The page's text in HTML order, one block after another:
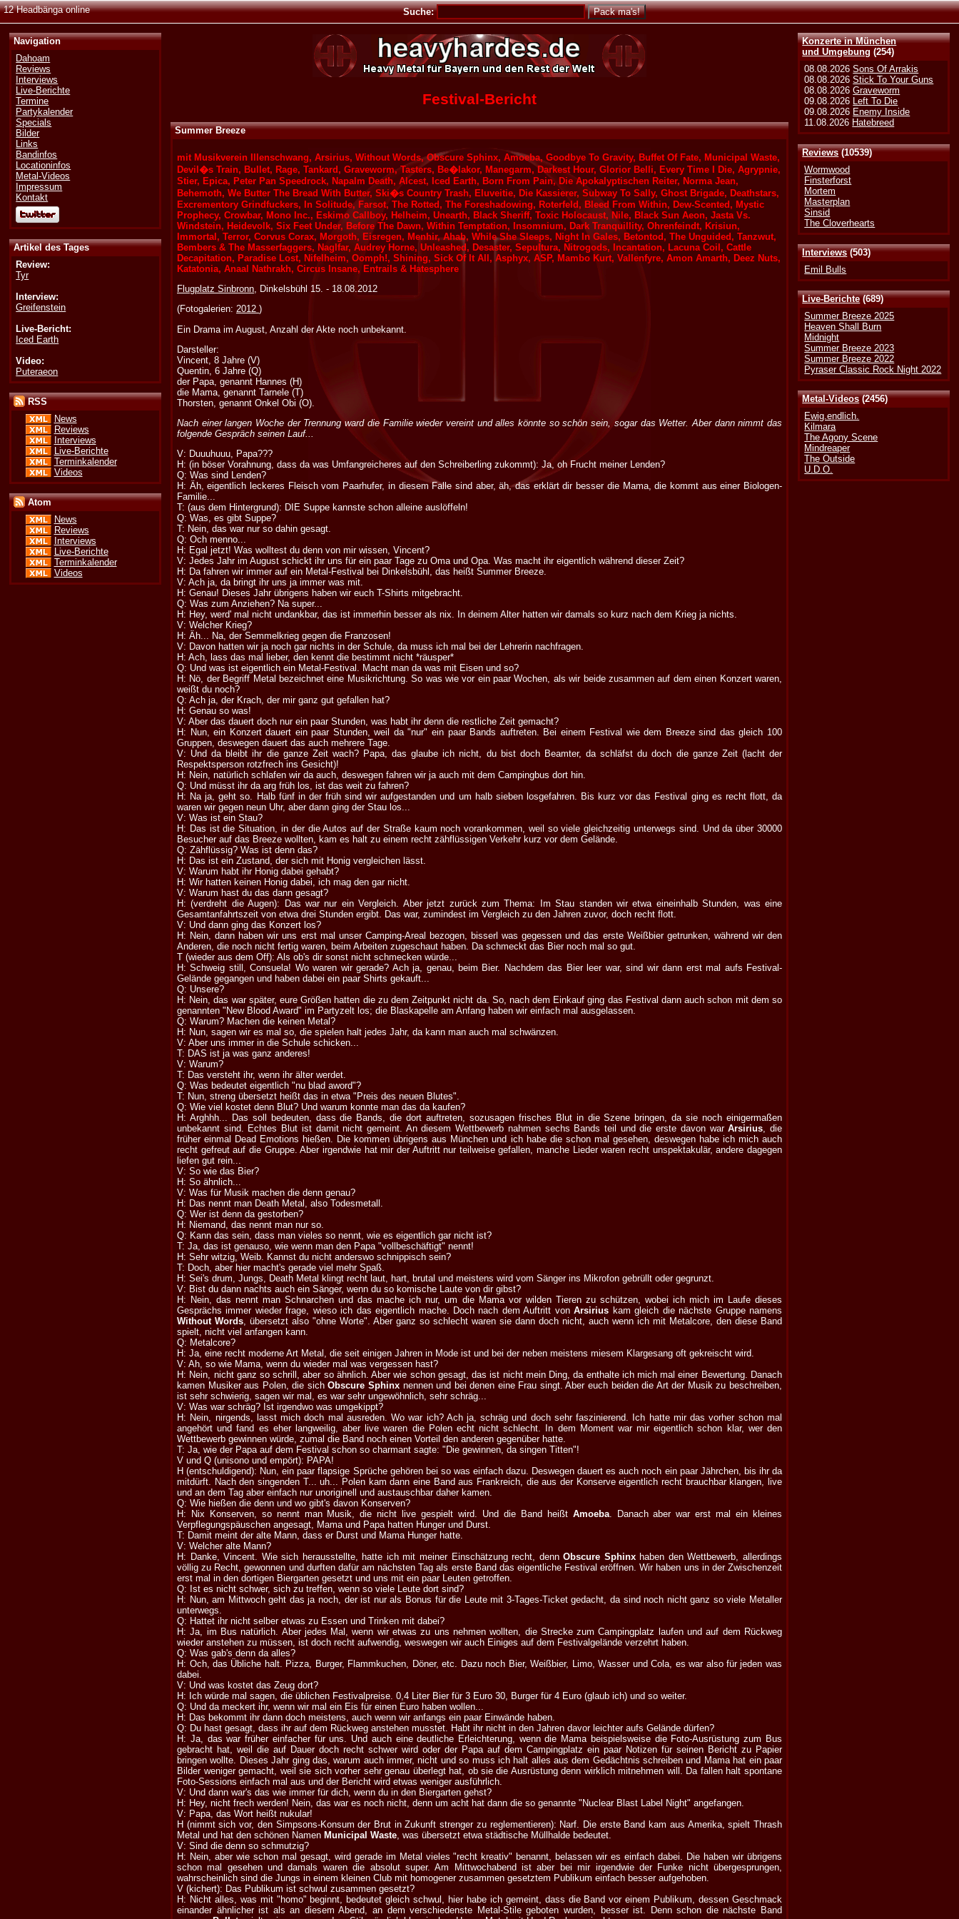
12 Headbänga online Suche:
Konzerte in München
und Umgebung (254)
08.08.2026Sons Of Arrakis
08.08.2026Stick To Your Guns
08.08.2026Graveworm
09.08.2026 Left To Die
09.08.2026 Enemy Inside
11.08.2026 Hatebreed
Reviews(10539)
Wormwood
Finsterforst
Mortem
Masterplan
Sinsid
The Cloverhearts
Interviews(503)
Emil Bulls
Live-Berichte(689)
Summer Breeze 2025
Heaven Shall Burn
Midnight
Summer Breeze 2023
Summer Breeze 2022
Pyraser Classic Rock Night 2022
Metal-Videos(2456)
Ewig.endlich.
Kilmara
The Agony Scene
Mindreaper
The Outside
U.D.O.
Navigation
Dahoam
Reviews
Interviews
Live-Berichte
Termine
Partykalender
Specials
Bilder
Links
Bandinfos
Locationinfos
Metal-Videos
Impressum
Kontakt
Artikel des Tages
Review:
Tyr
Interview:
Greifenstein
Live-Bericht:
Iced Earth
Video:
Puteraeon
RSS
News
Reviews
Interviews
Live-Berichte
Terminkalender
Videos
Atom
News
Reviews
Interviews
Live-Berichte
Terminkalender
Videos
Festival-Bericht
Summer Breeze
mit Musikverein Illenschwang, Arsirius, Without Words, Obscure Sphinx, Amoeba, Goodbye To Gravity, Buffet Of Fate, Municipal Waste,
Devil�s Train, Bullet, Rage, Tankard, Graveworm, Tasters, Be�lakor, Manegarm, Darkest Hour, Glorior Belli, Every Time I Die, Agrypnie,
Stier, Epica, Peter Pan Speedrock, Napalm Death, Alcest, Iced Earth, Born From Pain, Die Apokalyptischen Reiter, Norma Jean,
Behemoth, We Butter The Bread With Butter, Ski�s Country Trash, Eluveitie, Die Kassierer, Subway To Sally, Ghost Brigade, Deathstars,
Excrementory Grindfuckers, In Solitude, Farsot, The Rotted, The Foreshadowing, Roterfeld, Bleed From Within, Dew-Scented, Mystic
Prophecy, Crowbar, Mono Inc., Eskimo Callboy, Helheim, Unearth, Black Sheriff, Toxic Holocaust, Nile, Black Sun Aeon, Jasta Vs.
Windstein, Heidevolk, Six Feet Under, Before The Dawn, Within Temptation, Insomnium, Dark Tranquillity, Ohrenfeindt, Krisiun,
Immortal, Terror, Corvus Corax, Morgoth, Eisregen, Menhir, Ahab, While She Sleeps, Night In Gales, Betontod, The Unguided, Tanzwut,
Bembers & The Masserfaggers, Naglfar, Audrey Horne, Unleashed, Desaster, Sepultura, Nitrogods, Incantation, Lacuna Coil, Cattle
Decapitation, Paradise Lost, Nifelheim, Oomph!, Shining, Sick Of It All, Asphyx, ASP, Mambo Kurt, Vallenfyre, Amon Amarth, Deez Nuts,
Katatonia, Anaal Nathrakh, Circus Insane, Entrails & Hatesphere
Flugplatz Sinbronn, Dinkelsbühl 15. - 18.08.2012
(Fotogalerien:2012)
Ein Drama im August, Anzahl der Akte noch unbekannt.
Darsteller:
Vincent, 8 Jahre (V)
Quentin, 6 Jahre (Q)
der Papa, genannt Hannes (H)
die Mama, genannt Tarnele (T)
Thorsten, genannt Onkel Obi (O).
Nach einer langen Woche der Trennung ward die Familie wieder vereint und alles könnte so schön sein, sogar das Wetter. Aber dann nimmt das
folgende Gespräch seinen Lauf...
V: Duuuhuuu, Papa???
H: (in böser Vorahnung, dass da was Umfangreicheres auf den Schreiberling zukommt): Ja, oh Frucht meiner Lenden?
Q: Was sind Lenden?
H: Äh, eigentlich leckeres Fleisch vom Paarhufer, in diesem Falle sind aber, äh, das erklärt dir besser die Mama, die kommt aus einer Biologen-
Familie...
T: (aus dem Hintergrund): DIE Suppe kannste schon alleine auslöffeln!
Q: Was, es gibt Suppe?
T: Nein, das war nur so dahin gesagt.
Q: Och menno...
H: Egal jetzt! Was wolltest du denn von mir wissen, Vincent?
V: Jedes Jahr im August schickt ihr uns für ein paar Tage zu Oma und Opa. Was macht ihr eigentlich während dieser Zeit?
H: Da fahren wir immer auf ein Metal-Festival bei Dinkelsbühl, das heißt Summer Breeze.
V: Ach ja, da bringt ihr uns ja immer was mit.
H: Genau! Dieses Jahr übrigens haben wir euch T-Shirts mitgebracht.
Q: Was zum Anziehen? Na super...
H: Hey, werd' mal nicht undankbar, das ist immerhin besser als nix. In deinem Alter hatten wir damals so kurz nach dem Krieg ja nichts.
V: Welcher Krieg?
H: Äh... Na, der Semmelkrieg gegen die Franzosen!
V: Davon hatten wir ja noch gar nichts in der Schule, da muss ich mal bei der Lehrerin nachfragen.
H: Ach, lass das mal lieber, den kennt die bestimmt nicht *räusper*
Q: Und was ist eigentlich ein Metal-Festival. Macht man da was mit Eisen und so?
H: Nö, der Begriff Metal bezeichnet eine Musikrichtung. So was wie vor ein paar Wochen, als wir beide zusammen auf dem einen Konzert waren,
weißt du noch?
Q: Ach ja, der Krach, der mir ganz gut gefallen hat?
H: Genau so was!
V: Aber das dauert doch nur ein paar Stunden, was habt ihr denn die restliche Zeit gemacht?
H: Nun, ein Konzert dauert ein paar Stunden, weil da "nur" ein paar Bands auftreten. Bei einem Festival wie dem Breeze sind das gleich 100
Gruppen, deswegen dauert das auch mehrere Tage.
V: Und da bleibt ihr die ganze Zeit wach? Papa, das glaube ich nicht, du bist doch Beamter, da schläfst du doch die ganze Zeit (lacht der
Respektsperson rotzfrech ins Gesicht)!
H: Nein, natürlich schlafen wir da auch, deswegen fahren wir ja auch mit dem Campingbus dort hin.
Q: Und müsst ihr da arg früh los, ist das weit zu fahren?
H: Na ja, geht so. Halb fünf in der früh sind wir aufgestanden und um halb sieben losgefahren. Bis kurz vor das Festival ging es recht flott, da
waren wir gegen neun Uhr, aber dann ging der Stau los...
V: Was ist ein Stau?
H: Das ist die Situation, in der die Autos auf der Straße kaum noch vorankommen, weil so viele gleichzeitig unterwegs sind. Und da über 30000
Besucher auf das Breeze wollten, kam es halt zu einem recht zähflüssigen Verkehr kurz vor dem Gelände.
Q: Zähflüssig? Was ist denn das?
H: Das ist ein Zustand, der sich mit Honig vergleichen lässt.
V: Warum habt ihr Honig dabei gehabt?
H: Wir hatten keinen Honig dabei, ich mag den gar nicht.
V: Warum hast du das dann gesagt?
H: (verdreht die Augen): Das war nur ein Vergleich. Aber jetzt zurück zum Thema: Im Stau standen wir etwa eineinhalb Stunden, was eine
Gesamtanfahrtszeit von etwa drei Stunden ergibt. Das war, zumindest im Vergleich zu den Jahren zuvor, doch recht flott.
V: Und dann ging das Konzert los?
H: Nein, dann haben wir uns erst mal unser Camping-Areal bezogen, bisserl was gegessen und das erste Weißbier getrunken, während wir den
Anderen, die noch nicht fertig waren, beim Arbeiten zugeschaut haben. Da schmeckt das Bier noch mal so gut.
T (wieder aus dem Off): Als ob's dir sonst nicht schmecken würde...
H: Schweig still, Consuela! Wo waren wir gerade? Ach ja, genau, beim Bier. Nachdem das Bier leer war, sind wir dann erst mal aufs Festival-
Gelände gegangen und haben dabei ein paar Shirts gekauft...
Q: Unsere?
H: Nein, das war später, eure Größen hatten die zu dem Zeitpunkt nicht da. So, nach dem Einkauf ging das Festival dann auch schon mit dem so
genannten "New Blood Award" im Partyzelt los; die Blaskapelle am Anfang haben wir einfach mal ausgelassen.
Q: Warum? Machen die keinen Metal?
H: Nun, sagen wir es mal so, die spielen halt jedes Jahr, da kann man auch mal schwänzen.
V: Aber uns immer in die Schule schicken...
T: DAS ist ja was ganz anderes!
V: Warum?
T: Das versteht ihr, wenn ihr älter werdet.
Q: Was bedeutet eigentlich "nu blad aword"?
T: Nun, streng übersetzt heißt das in etwa "Preis des neuen Blutes".
Q: Wie viel kostet denn Blut? Und warum konnte man das da kaufen?
H: Arghhh... Das soll bedeuten, dass die Bands, die dort auftreten, sozusagen frisches Blut in die Szene bringen, da sie noch einigermaßen
unbekannt sind. Echtes Blut ist damit nicht gemeint. An diesem Wettbewerb nahmen sechs Bands teil und die erste davon warArsirius, die
früher einmal Dead Emotions hießen. Die kommen übrigens aus München und ich habe die schon mal gesehen, deswegen habe ich mich auch
recht gefreut auf die Gruppe. Aber irgendwie hat mir der Auftritt nur teilweise gefallen, manche Lieder waren recht unspektakulär, andere dagegen
liefen gut rein...
V: So wie das Bier?
H: So ähnlich...
V: Was für Musik machen die denn genau?
H: Das nennt man Death Metal, also Todesmetall.
Q: Wer ist denn da gestorben?
H: Niemand, das nennt man nur so.
Q: Kann das sein, dass man vieles so nennt, wie es eigentlich gar nicht ist?
T: Ja, das ist genauso, wie wenn man den Papa "vollbeschäftigt" nennt!
H: Sehr witzig, Weib. Kannst du nicht anderswo schnippisch sein?
T: Doch, aber hier macht's gerade viel mehr Spaß.
H: Sei's drum, Jungs, Death Metal klingt recht laut, hart, brutal und meistens wird vom Sänger ins Mikrofon gebrüllt oder gegrunzt.
V: Bist du dann nachts auch ein Sänger, wenn du so komische Laute von dir gibst?
H: Nein, das nennt man Schnarchen und das mache ich nur, um die Mama vor wilden Tieren zu schützen, wobei ich mich im Laufe dieses
Gesprächs immer wieder frage, wieso ich das eigentlich mache. Doch nach dem Auftritt vonArsirius kam gleich die nächste Gruppe namens
Without Words, übersetzt also "ohne Worte". Aber ganz so schlecht waren sie dann doch nicht, auch wenn ich mit Metalcore, den diese Band
spielt, nicht viel anfangen kann.
Q: Metalcore?
H: Ja, eine recht moderne Art Metal, die seit einigen Jahren in Mode ist und bei der neben meistens miesem Klargesang oft gekreischt wird.
V: Ah, so wie Mama, wenn du wieder mal was vergessen hast?
H: Nein, nicht ganz so schrill, aber so ähnlich. Aber wie schon gesagt, das ist nicht mein Ding, da enthalte ich mich mal einer Bewertung. Danach
kamen Musiker aus Polen, die sichObscure Sphinxnennen und bei denen eine Frau singt. Aber euch beiden die Art der Musik zu beschreiben,
ist sehr schwierig, sagen wir mal, es war sehr ungewöhnlich, sehr schräg...
V: Was war schräg? Ist irgendwo was umgekippt?
H: Nein, nirgends, lasst mich doch mal ausreden. Wo war ich? Ach ja, schräg und doch sehr faszinierend. Ich hatte mir das vorher schon mal
angehört und fand es eher langweilig, aber live waren die Polen echt nicht schlecht. In dem Moment war mir eigentlich schon klar, wer den
Wettbewerb gewinnen würde, zumal die Band noch einen Vorteil den anderen gegenüber hatte.
T: Ja, wie der Papa auf dem Festival schon so charmant sagte: "Die gewinnen, da singen Titten"!
V und Q (unisono und empört): PAPA!
H (entschuldigend): Nun, ein paar flapsige Sprüche gehören bei so was einfach dazu. Deswegen dauert es auch noch ein paar Jährchen, bis ihr da
mitdürft. Nach den singenden T... uh... Polen kam dann eine Band aus Frankreich, die aus der Konserve eigentlich recht brauchbar klangen, live
und an dem Tag aber einfach nur unoriginell und austauschbar daher kamen.
Q: Wie hießen die denn und wo gibt's davon Konserven?
H: Nix Konserven, so nennt man Musik, die nicht live gespielt wird. Und die Band heißt Amoeba. Danach aber war erst mal ein kleines
Verpflegungspäuschen angesagt, Mama und Papa hatten Hunger und Durst.
T: Damit meint der alte Mann, dass er Durst und Mama Hunger hatte.
V: Welcher alte Mann?
H: Danke, Vincent. Wie sich herausstellte, hatte ich mit meiner Einschätzung recht, dennObscure Sphinxhaben den Wettbewerb, allerdings
völlig zu Recht, gewonnen und durften dafür am nächsten Tag als erste Band das eigentliche Festival eröffnen. Wir haben uns in der Zwischenzeit
erst mal in den dortigen Biergarten gesetzt und uns mit ein paar Leuten getroffen.
Q: Ist es nicht schwer, sich zu treffen, wenn so viele Leute dort sind?
H: Nun, am Mittwoch geht das ja noch, der ist nur als Bonus für die Leute mit 3-Tages-Ticket gedacht, da sind noch nicht ganz so viele Metaller
unterwegs.
Q: Hattet ihr nicht selber etwas zu Essen und Trinken mit dabei?
H: Ja, im Bus natürlich. Aber jedes Mal, wenn wir etwas zu uns nehmen wollten, die Strecke zum Campingplatz laufen und auf dem Rückweg
wieder anstehen zu müssen, ist doch recht aufwendig, weswegen wir auch Einiges auf dem Festivalgelände verzehrt haben.
Q: Was gab's denn da alles?
H: Och, das Übliche halt. Pizza, Burger, Flammkuchen, Döner, etc. Dazu noch Bier, Weißbier, Limo, Wasser und Cola, es war also für jeden was
dabei.
V: Und was kostet das Zeug dort?
H: Ich würde mal sagen, die üblichen Festivalpreise. 0,4 Liter Bier für 3 Euro 30, Burger für 4 Euro (glaub ich) und so weiter.
Q: Und da meckert ihr, wenn wir mal ein Eis für einen Euro haben wollen...
H: Das bekommt ihr dann doch meistens, auch wenn wir anfangs ein paar Einwände haben.
Q: Du hast gesagt, dass ihr auf dem Rückweg anstehen musstet. Habt ihr nicht in den Jahren davor leichter aufs Gelände dürfen?
H: Ja, das war früher einfacher für uns. Und auch eine deutliche Erleichterung, wenn die Mama beispielsweise die Foto-Ausrüstung zum Bus
gebracht hat, weil die auf Dauer doch recht schwer wird oder der Papa auf dem Campingplatz ein paar Notizen für seinen Bericht zu Papier
bringen wollte. Dieses Jahr ging das, warum auch immer, nicht und so muss ich halt alles aus dem Gedächtnis schreiben und Mama hat ein paar
Bilder weniger gemacht, weil sie sich vorher sehr genau überlegt hat, ob sie die Ausrüstung denn wirklich mitnehmen will. Da fallen halt spontane
Foto-Sessions einfach mal aus und der Bericht wird etwas weniger ausführlich.
V: Und dann war's das wie immer für dich, wenn du in den Biergarten gehst?
H: Hey, nicht frech werden! Nein, das war es noch nicht, denn um acht hat dann die so genannte "Nuclear Blast Label Night" angefangen.
V: Papa, das Wort heißt nukular!
H (nimmt sich vor, den Simpsons-Konsum der Brut in Zukunft strenger zu reglementieren): Narf. Die erste Band kam aus Amerika, spielt Thrash
Metal und hat den schönen Namen Municipal Waste, was übersetzt etwa städtische Müllhalde bedeutet.
V: Sind die denn so schmutzig?
H: Nein, aber wie schon mal gesagt, wird gerade im Metal vieles "recht kreativ" benannt, belassen wir es einfach dabei. Die haben wir übrigens
schon mal gesehen und damals waren die absolut super. Am Mittwochabend ist aber bei mir irgendwie der Funke nicht übergesprungen,
wahrscheinlich sind die Jungs in einem kleinen Club mit homogener zusammen gesetztem Publikum einfach besser aufgehoben.
V (kichert): Das Publikum ist schwul zusammen gesetzt?
H: Nicht alles, was mit "homo" beginnt, bedeutet gleich schwul, hier habe ich gemeint, dass die Band vor einem Publikum, dessen Geschmack
einander ähnlicher ist als an diesem Abend, an dem verschiedenste Metal-Stile geboten wurden, besser ist. Denn schon die nächste Band